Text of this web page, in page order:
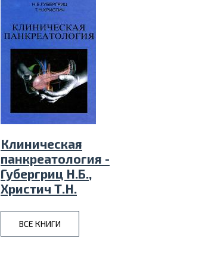
Клиническая
панкреатология -
Губергриц Н.Б.,
Христич Т.Н.
ВСЕ КНИГИ